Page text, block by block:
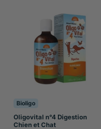
Bioligo
Oligovital n°4 Digestion
Chien et Chat